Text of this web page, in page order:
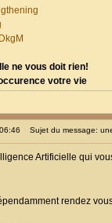
ne vous doit rien!
votre vie
Sujet du message:
Artificielle qui
rendez